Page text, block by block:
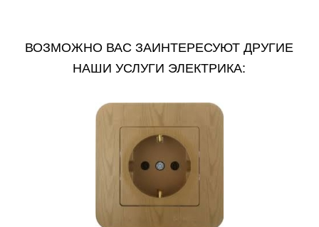
ВОЗМОЖНО ВАС ЗАИНТЕРЕСУЮТ ДРУГИЕ
НАШИ УСЛУГИ ЭЛЕКТРИКА: